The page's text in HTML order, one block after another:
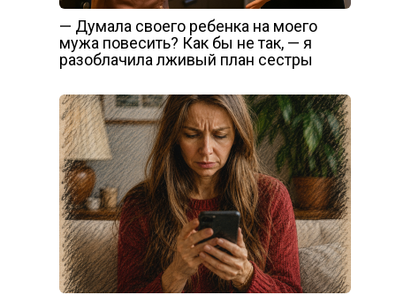
— Думала своего ребенка на моего
мужа повесить? Как бы не так, — я
разоблачила лживый план сестры